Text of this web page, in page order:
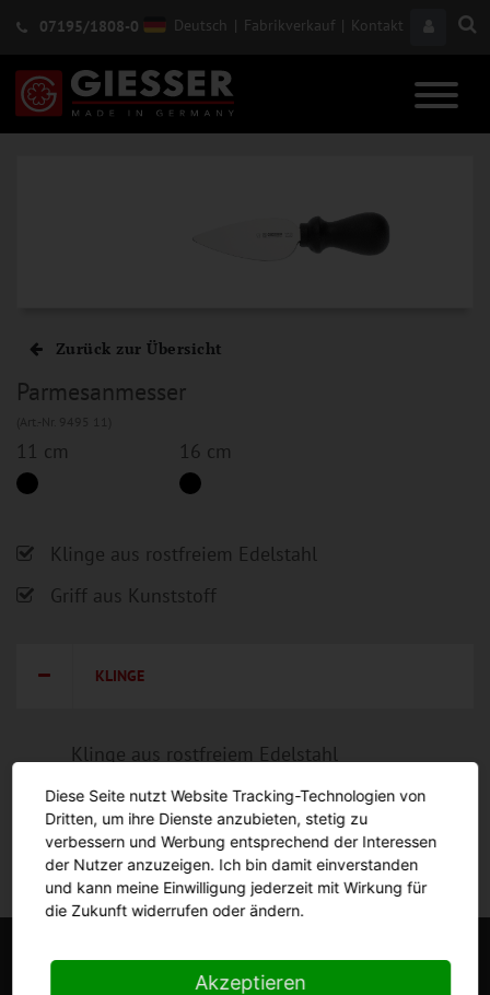
07195/1808-0 Deutsch | Fabrikverkauf | Kontakt
Zurück zur Übersicht
Parmesanmesser
11 cm 16 cm
Klinge aus rostfreiem Edelstahl
Griff aus Kunststoff
KLINGE
Klinge aus rostfreiem Edelstahl
Diese Seite nutzt Website Tracking-Technologien von
Dritten, um ihre Dienste anzubieten, stetig zu
verbessern und Werbung entsprechend der Interessen
der Nutzer anzuzeigen. Ich bin damit einverstanden
und kann meine Einwilligung jederzeit mit Wirkung für
die Zukunft widerrufen oder ändern.
Akzeptieren